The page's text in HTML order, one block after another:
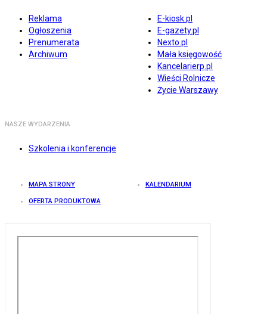
Reklama
Ogłoszenia
Prenumerata
Archiwum
E-kiosk.pl
E-gazety.pl
Nexto.pl
Mała księgowość
Kancelarierp.pl
Wieści Rolnicze
Życie Warszawy
NASZE WYDARZENIA
Szkolenia i konferencje
MAPA STRONY KALENDARIUM
OFERTA PRODUKTOWA